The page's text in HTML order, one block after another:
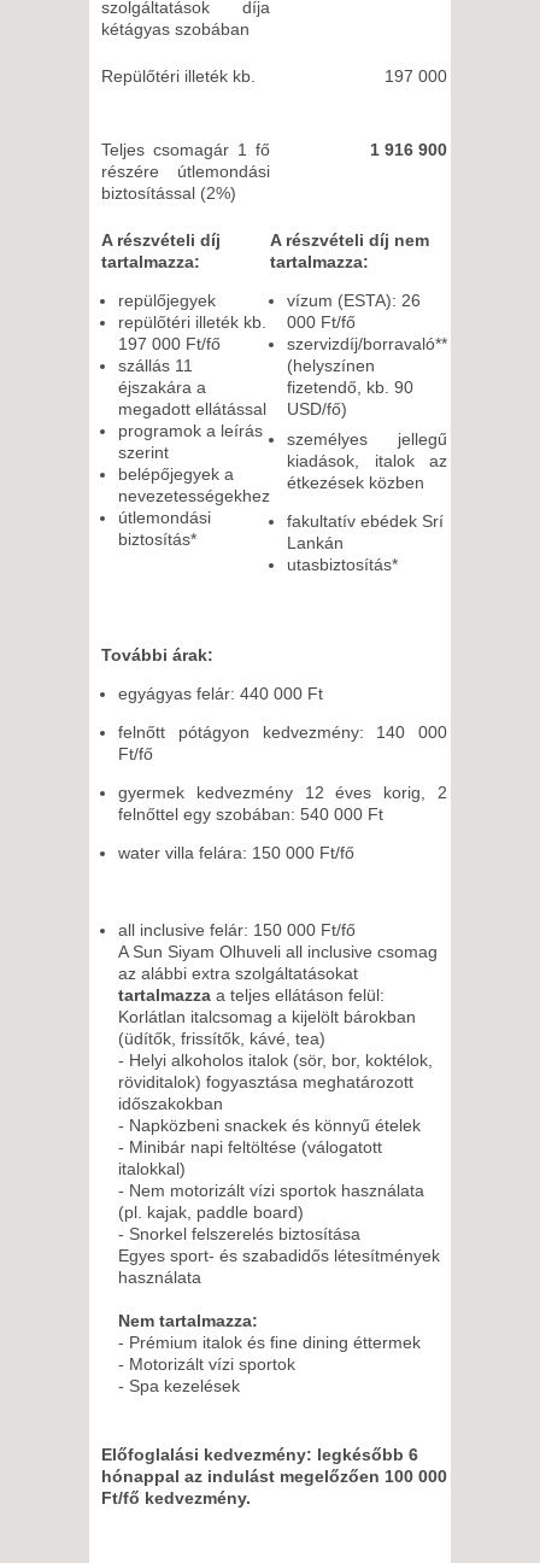
szolgáltatások díja
kétágyas szobában
Repülőtéri illeték kb. 197 000
Teljes csomagár 1 fő
részére útlemondási
biztosítással (2%)
1 916 900
A részvételi díj
tartalmazza:
repülőjegyek
repülőtéri illeték kb.
197 000 Ft/fő
szállás 11
éjszakára a
megadott ellátással
programok a leírás
szerint
belépőjegyek a
nevezetességekhez
útlemondási
biztosítás*
A részvételi díj nem
tartalmazza:
vízum (ESTA): 26
000 Ft/fő
szervizdíj/borravaló**
(helyszínen
fizetendő, kb. 90
USD/fő)
személyes jellegű
kiadások, italok az
étkezések közben
fakultatív ebédek Srí
Lankán
utasbiztosítás*
További árak:
egyágyas felár: 440 000 Ft
felnőtt pótágyon kedvezmény: 140 000
Ft/fő
gyermek kedvezmény 12 éves korig, 2
felnőttel egy szobában: 540 000 Ft
water villa felára: 150 000 Ft/fő
all inclusive felár: 150 000 Ft/fő
A Sun Siyam Olhuveli all inclusive csomag
az alábbi extra szolgáltatásokat
tartalmazza a teljes ellátáson felül:
Korlátlan italcsomag a kijelölt bárokban
(üdítők, frissítők, kávé, tea)
- Helyi alkoholos italok (sör, bor, koktélok,
röviditalok) fogyasztása meghatározott
időszakokban
- Napközbeni snackek és könnyű ételek
- Minibár napi feltöltése (válogatott
italokkal)
- Nem motorizált vízi sportok használata
(pl. kajak, paddle board)
- Snorkel felszerelés biztosítása
Egyes sport- és szabadidős létesítmények
használata
Nem tartalmazza:
- Prémium italok és fine dining éttermek
- Motorizált vízi sportok
- Spa kezelések
Előfoglalási kedvezmény: legkésőbb 6
hónappal az indulást megelőzően 100 000
Ft/fő kedvezmény.